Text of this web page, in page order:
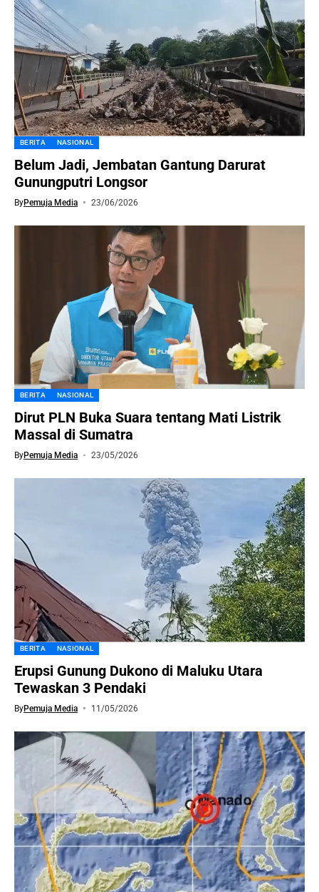
BERITA NASIONAL
Belum Jadi, Jembatan Gantung Darurat
Gunungputri Longsor
ByPemuja Media 23/06/2026
BERITA NASIONAL
Dirut PLN Buka Suara tentang Mati Listrik
Massal di Sumatra
ByPemuja Media 23/05/2026
BERITA NASIONAL
Erupsi Gunung Dukono di Maluku Utara
Tewaskan 3 Pendaki
ByPemuja Media 11/05/2026